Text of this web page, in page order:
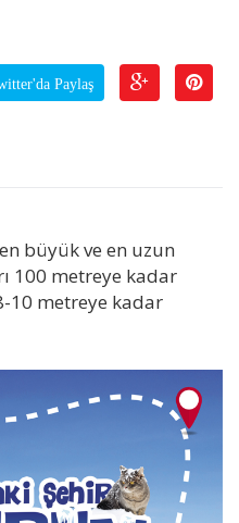
Paylaş
büyük ve en uzun
100 metreye kadar
10 metreye kadar